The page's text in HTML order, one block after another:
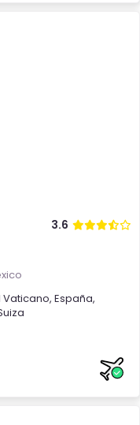
3.6
, España,